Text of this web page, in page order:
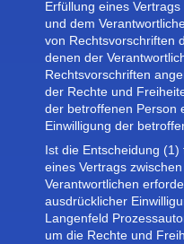
Erfüllung eines
und dem
von Rechtsvorschriften
denen der
Rechtsvorschriften
der Rechte und
der betroffenen Person
Einwilligung der
Ist die Entscheidung
eines Vertrags
Verantwortlichen
ausdrücklicher
Langenfeld
um die Rechte und